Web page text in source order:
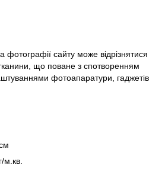
сайту може відрізнятися
що поване з спотворенням
фотоапаратури, гаджетів
м.кв.